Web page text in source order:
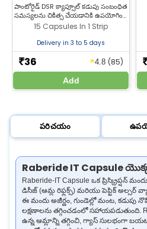
పాంటోరైడ్ DSR క్యాప్సూల్ కడుపు సంబంధిత
సమస్యలను చికిత్స చేయడానికి ఉపయోగించే
ఔషధం. ఈ మందు ఆమ్లత్వం లక్షణాలను
తగ్గించి పెప్టిక్ అల్సర్‌ను నయం చేయడంలో
సహాయపడుతుంది.
15 Capsules In 1 Strip
Delivery in 3 to 5 days
₹36 ★4.8 (85)
Add
పరిచయం
Raberide IT Capsule
Raberide-IT Capsule ఒక ప్రిస్క్రిప్షన్
డిసీజ్ (ఆమ్ల రిఫ్లక్స్) మరియు పెప్టిక్ అల్సర్
ఈ మందు అజీర్ణం, గుండెల్లో మంట,
లక్షణాలను తగ్గించడంలో సహాయపడుతుంది.
ఉన్న ఆమ్లాన్ని తగ్గించి, గ్యాస్ సులభంగా